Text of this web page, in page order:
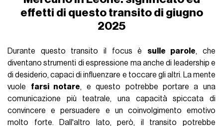
effetti di questo transito di giugno
2025
Durante questo transito il focus è sulle parole, che
diventano strumenti di espressione ma anche di leadership e
di desiderio, capaci di influenzare e toccare gli altri. La mente
vuole farsi notare, e questo potrebbe portare a una
comunicazione più teatrale, una capacità spiccata di
convincere e persuadere e un coinvolgimento emotivo
molto forte. Dall'altro lato, però, il transito potrebbe